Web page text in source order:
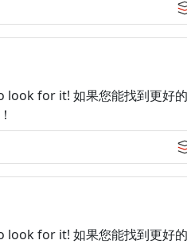
for it! 如果您能找到更好的
for it! 如果您能找到更好的